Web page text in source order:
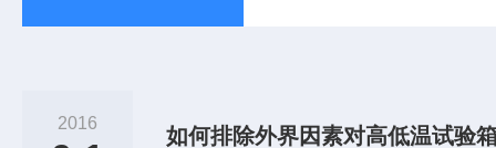
2016
如何排除外界因素对高低温试验